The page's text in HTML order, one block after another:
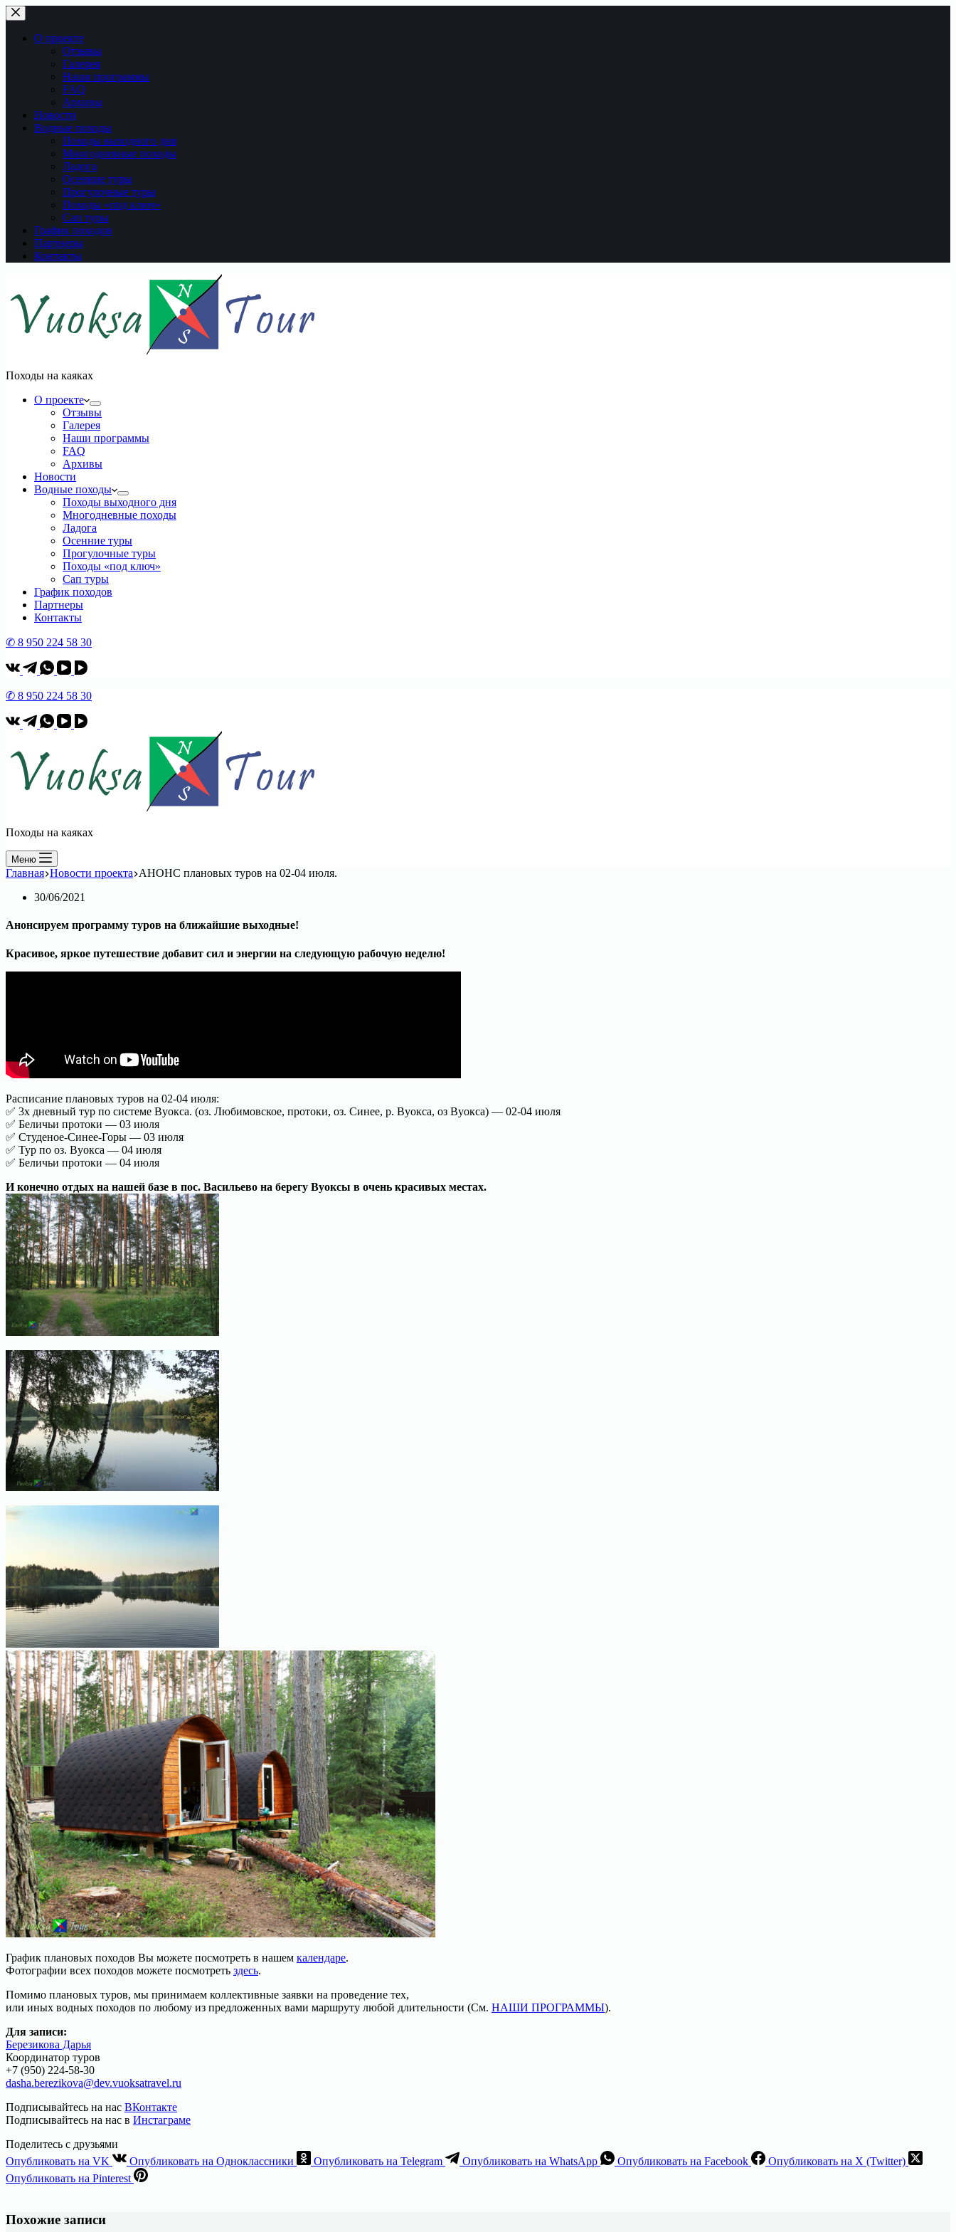
Перейти
к
сути
О проекте
Отзывы
Галерея
Наши программы
FAQ
Архивы
Новости
Водные походы
Походы выходного дня
Многодневные походы
Ладога
Осенние туры
Прогулочные туры
Походы «под ключ»
Сап туры
График походов
Партнеры
Контакты
Походы на каяках
О проекте
Отзывы
Галерея
Наши программы
FAQ
Архивы
Новости
Водные походы
Походы выходного дня
Многодневные походы
Ладога
Осенние туры
Прогулочные туры
Походы «под ключ»
Сап туры
График походов
Партнеры
Контакты
✆ 8 950 224 58 30
✆ 8 950 224 58 30
Походы на каяках
Меню
Главная Новости проекта АНОНС плановых туров на 02-04 июля.
30/06/2021
Анонсируем программу туров на ближайшие выходные!
Красивое, яркое путешествие добавит сил и энергии на следующую рабочую неделю!
Расписание плановых туров на 02-04 июля:
✅ 3х дневный тур по системе Вуокса. (оз. Любимовское, протоки, оз. Синее, р. Вуокса, оз Вуокса) — 02-04 июля
✅ Беличьи протоки — 03 июля
✅ Студеное-Синее-Горы — 03 июля
✅ Тур по оз. Вуокса — 04 июля
✅ Беличьи протоки — 04 июля
И конечно отдых на нашей базе в пос. Васильево на берегу Вуоксы в очень красивых местах.
График плановых походов Вы можете посмотреть в нашем календаре.
Фотографии всех походов можете посмотреть здесь.
Помимо плановых туров, мы принимаем коллективные заявки на проведение тех,
или иных водных походов по любому из предложенных вами маршруту любой длительности (См. НАШИ ПРОГРАММЫ).
Для записи:
Березикова Дарья
Координатор туров
+7 (950) 224-58-30
dasha.berezikova@dev.vuoksatravel.ru
Подписывайтесь на нас ВКонтакте
Подписывайтесь на нас в Инстаграме
Поделитесь с друзьями
Опубликовать на VK
Опубликовать на Одноклассники Опубликовать на Telegram Опубликовать на WhatsApp Опубликовать на Facebook
Опубликовать на X (Twitter)
Опубликовать на Pinterest
Похожие записи